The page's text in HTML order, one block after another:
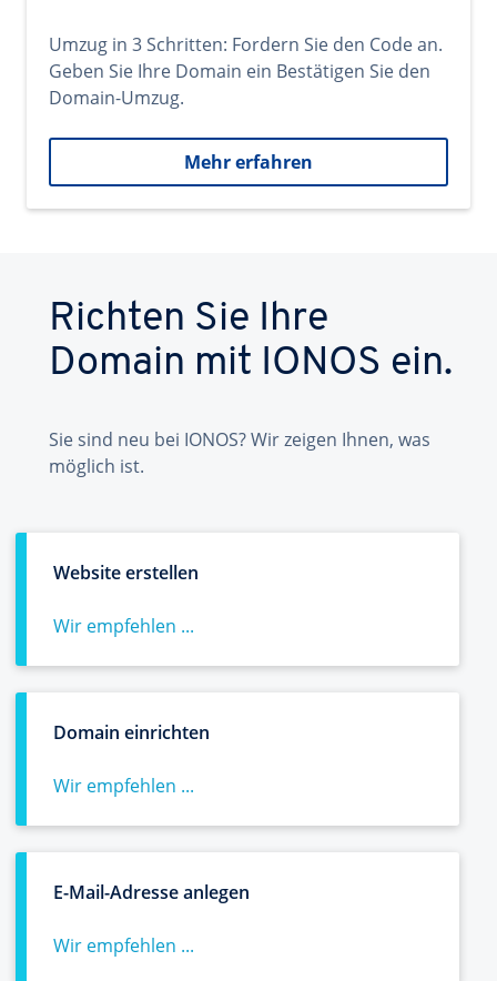
Umzug in 3 Schritten: Fordern Sie den Code an.
Geben Sie Ihre Domain ein Bestätigen Sie den
Domain-Umzug.
Mehr erfahren
Richten Sie Ihre
Domain mit IONOS ein.
Sie sind neu bei IONOS? Wir zeigen Ihnen, was
möglich ist.
Website erstellen
Wir empfehlen ...
Domain einrichten
Wir empfehlen ...
E-Mail-Adresse anlegen
Wir empfehlen ...